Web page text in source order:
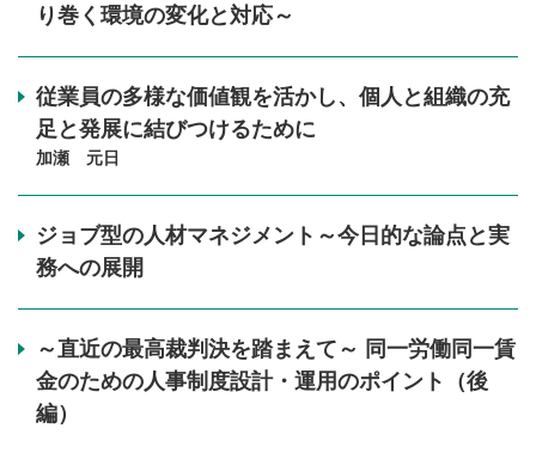
り巻く環境の変化と対応～
従業員の多様な価値観を活かし、個人と組織の充
足と発展に結びつけるために
加瀬 元日
ジョブ型の人材マネジメント～今日的な論点と実
務への展開
～直近の最高裁判決を踏まえて～ 同一労働同一賃
金のための人事制度設計・運用のポイント（後
編）